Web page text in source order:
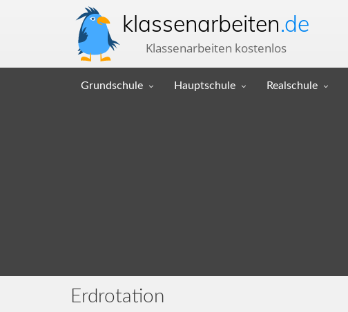
klassenarbeiten.de
Klassenarbeiten kostenlos
Grundschule Hauptschule Realschule
Erdrotation